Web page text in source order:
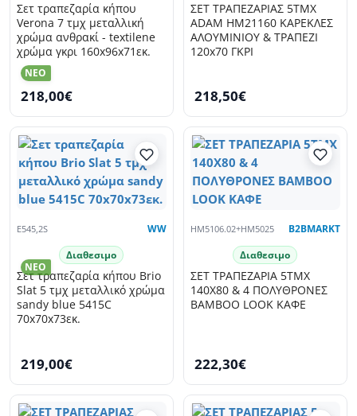
NEO
Σετ τραπεζαρία κήπου
Verona 7 τμχ μεταλλική
χρώμα ανθρακί - textilene
χρώμα γκρι 160x96x71εκ.
218,00€
ΣΕΤ ΤΡΑΠΕΖΑΡΙΑΣ 5ΤΜΧ
ADAM HM21160 ΚΑΡΕΚΛΕΣ
ΑΛΟΥΜΙΝΙΟΥ & ΤΡΑΠΕΖΙ
120x70 ΓΚΡΙ
218,50€
NEO
E545,2S WW
Διαθεσιμο
Σετ τραπεζαρία κήπου Brio
Slat 5 τμχ μεταλλικό χρώμα
sandy blue 5415C
70x70x73εκ.
219,00€
HM5106.02+HM5025 B2BMARKT
Διαθεσιμο
ΣΕΤ ΤΡΑΠΕΖΑΡΙΑ 5ΤΜΧ
140X80 & 4 ΠΟΛΥΘΡΟΝΕΣ
BAMBOO LOOK ΚΑΦΕ
222,30€